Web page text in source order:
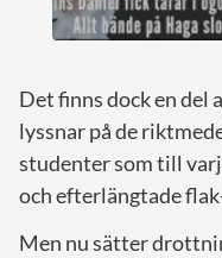
Det finns dock en del
lyssnar på de
studenter som till
och efterlängtade
Men nu sätter